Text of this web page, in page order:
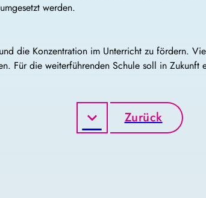
werden.
die Konzentration im Unterricht zu fördern.
Für die weiterführenden Schule soll in
Zurück